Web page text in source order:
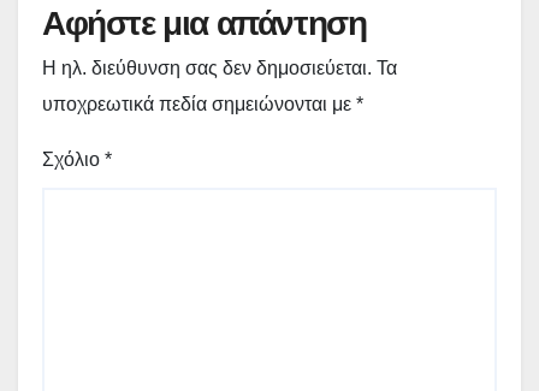
Αφήστε μια απάντηση
Η ηλ. διεύθυνση σας δεν δημοσιεύεται. Τα
υποχρεωτικά πεδία σημειώνονται με *
Σχόλιο *